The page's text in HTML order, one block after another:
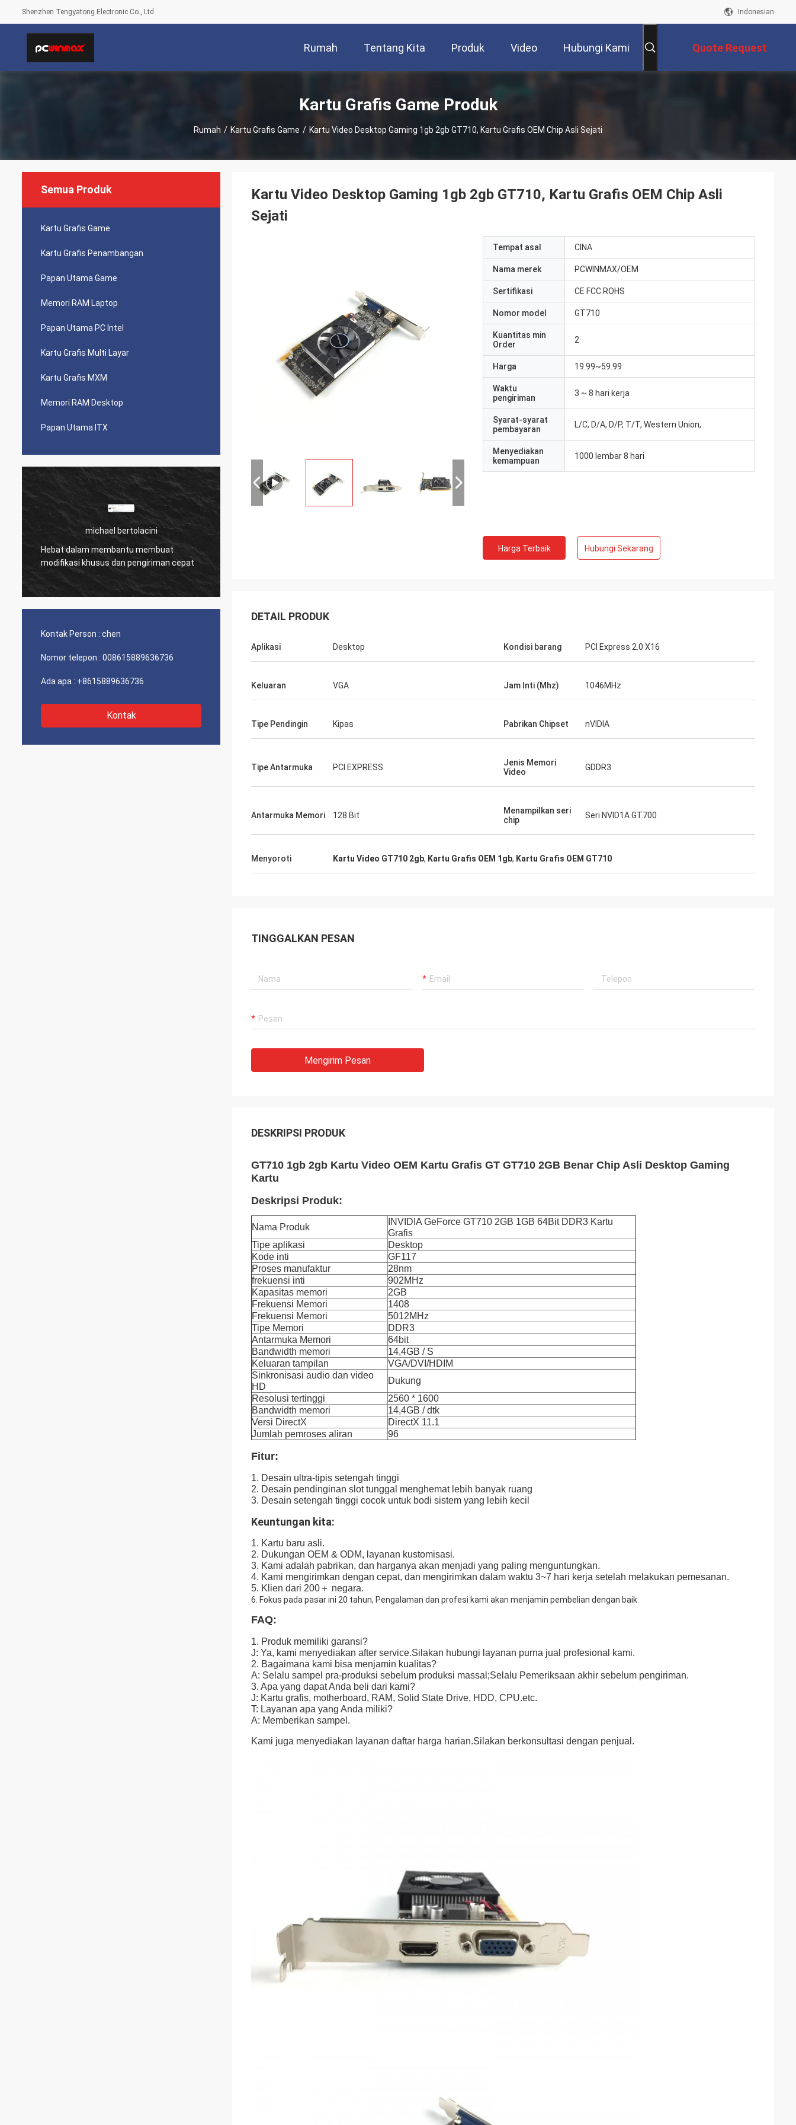
Shenzhen Tengyatong Electronic Co., Ltd. Indonesian
Rumah Tentang Kita Produk Video Hubungi Kami Quote Request
Kartu Grafis Game Produk
Rumah / Kartu Grafis Game / Kartu Video Desktop Gaming 1gb 2gb GT710, Kartu Grafis OEM Chip Asli Sejati
Semua Produk
Kartu Grafis Game
Kartu Grafis Penambangan
Papan Utama Game
Memori RAM Laptop
Papan Utama PC Intel
Kartu Grafis Multi Layar
Kartu Grafis MXM
Memori RAM Desktop
Papan Utama ITX
michael bertolacini
Hebat dalam membantu membuat
modifikasi khusus dan pengiriman cepat
Kontak Person : chen
Nomor telepon : 008615889636736
Ada apa : +8615889636736
Kontak
Kartu Video Desktop Gaming 1gb 2gb GT710, Kartu Grafis OEM Chip Asli
Sejati
Tempat asal CINA
Nama merek PCWINMAX/OEM
Sertifikasi CE FCC ROHS
Nomor model GT710
Kuantitas min
Order
2
Harga 19.99~59.99
Waktu
pengiriman
3 ~ 8 hari kerja
Syarat-syarat
pembayaran
L/C, D/A, D/P, T/T, Western Union,
Menyediakan
kemampuan
1000 lembar 8 hari
Harga Terbaik Hubungi Sekarang
DETAIL PRODUK
Aplikasi Desktop Kondisi barang PCI Express 2.0 X16
Keluaran VGA Jam Inti (Mhz) 1046MHz
Tipe Pendingin Kipas Pabrikan Chipset nVIDIA
Tipe Antarmuka PCI EXPRESS
Jenis Memori
Video
GDDR3
Antarmuka Memori 128 Bit
Menampilkan seri
chip
Seri NVID1A GT700
Menyoroti Kartu Video GT710 2gb, Kartu Grafis OEM 1gb, Kartu Grafis OEM GT710
TINGGALKAN PESAN
Mengirim Pesan
DESKRIPSI PRODUK
GT710 1gb 2gb Kartu Video OEM Kartu Grafis GT GT710 2GB Benar Chip Asli Desktop Gaming
Kartu
Deskripsi Produk:
Nama Produk
INVIDIA GeForce GT710 2GB 1GB 64Bit DDR3 Kartu
Grafis
Tipe aplikasi
Desktop
Kode inti
GF117
Proses manufaktur
28nm
frekuensi inti
902MHz
Kapasitas memori
2GB
Frekuensi Memori
1408
Frekuensi Memori
5012MHz
Tipe Memori
DDR3
Antarmuka Memori
64bit
Bandwidth memori
14,4GB / S
Keluaran tampilan
VGA/DVI/HDIM
Sinkronisasi audio dan video
HD
Dukung
Resolusi tertinggi
2560 * 1600
Bandwidth memori
14,4GB / dtk
Versi DirectX
DirectX 11.1
Jumlah pemroses aliran
96
Fitur:
1. Desain ultra-tipis setengah tinggi
2. Desain pendinginan slot tunggal menghemat lebih banyak ruang
3. Desain setengah tinggi cocok untuk bodi sistem yang lebih kecil
Keuntungan kita:
1. Kartu baru asli.
2. Dukungan OEM & ODM, layanan kustomisasi.
3. Kami adalah pabrikan, dan harganya akan menjadi yang paling menguntungkan.
4. Kami mengirimkan dengan cepat, dan mengirimkan dalam waktu 3~7 hari kerja setelah melakukan pemesanan.
5. Klien dari 200＋ negara.
6. Fokus pada pasar ini 20 tahun, Pengalaman dan profesi kami akan menjamin pembelian dengan baik
FAQ:
1. Produk memiliki garansi?
J: Ya, kami menyediakan after service.Silakan hubungi layanan purna jual profesional kami.
2. Bagaimana kami bisa menjamin kualitas?
A: Selalu sampel pra-produksi sebelum produksi massal;Selalu Pemeriksaan akhir sebelum pengiriman.
3. Apa yang dapat Anda beli dari kami?
J: Kartu grafis, motherboard, RAM, Solid State Drive, HDD, CPU.etc.
T: Layanan apa yang Anda miliki?
A: Memberikan sampel.
Kami juga menyediakan layanan daftar harga harian.Silakan berkonsultasi dengan penjual.